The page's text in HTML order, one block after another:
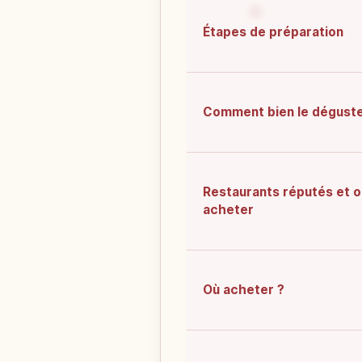
Étapes de préparation
Comment bien le
Restaurants réputés et
acheter
Où acheter ?